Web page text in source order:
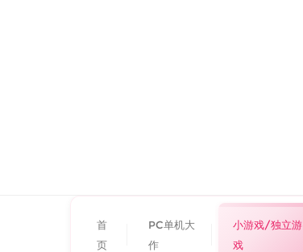
首
页
PC单机大
作
小游戏/独立游
戏